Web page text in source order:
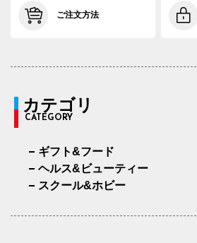
ご注文方法
カテゴリ
CATEGORY
ギフト&フード
ヘルス&ビューティー
スクール&ホビー